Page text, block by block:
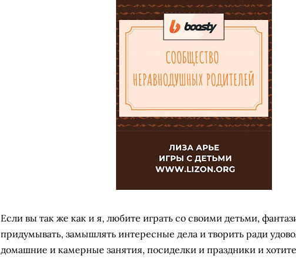
Если вы так же как и я, любите играть со своими детьми,
придумывать, замышлять интересные дела и творить ради
домашние и камерные занятия, посиделки и праздники и